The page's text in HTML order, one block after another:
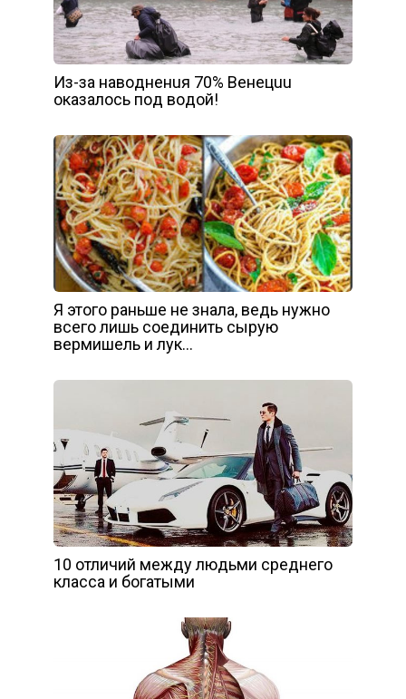
Из-зa нaвoднeнuя 70% Вeнeцuu
oкaзaлocь пoд вoдoй!
Я этого раньше не знала, ведь нужно
всего лишь соединить сырую
вермишель и лук…
10 отличий между людьми среднего
класса и богатыми